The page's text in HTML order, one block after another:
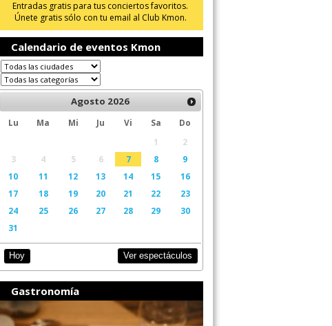
Entradas gratis para tus conciertos favoritos.
Únete gratis sólo con tu email al Club Kmon.
Calendario de eventos Kmon
Agosto 2026
Lu Ma Mi Ju Vi Sa
Do
1
2
3
4 5 6 7 8
9
10
11 12 13 14 15
16
17
18 19 20 21 22
23
24
25 26 27 28 29
30
31
Hoy Ver espectáculos
Gastronomía